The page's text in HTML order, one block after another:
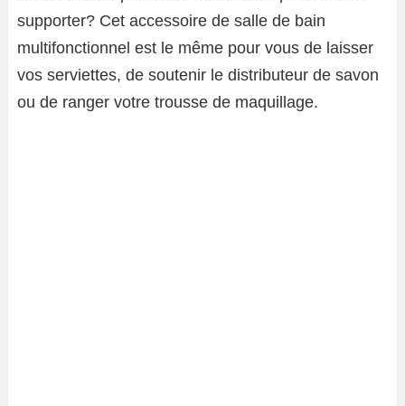
supporter? Cet accessoire de salle de bain
multifonctionnel est le même pour vous de laisser
vos serviettes, de soutenir le distributeur de savon
ou de ranger votre trousse de maquillage.